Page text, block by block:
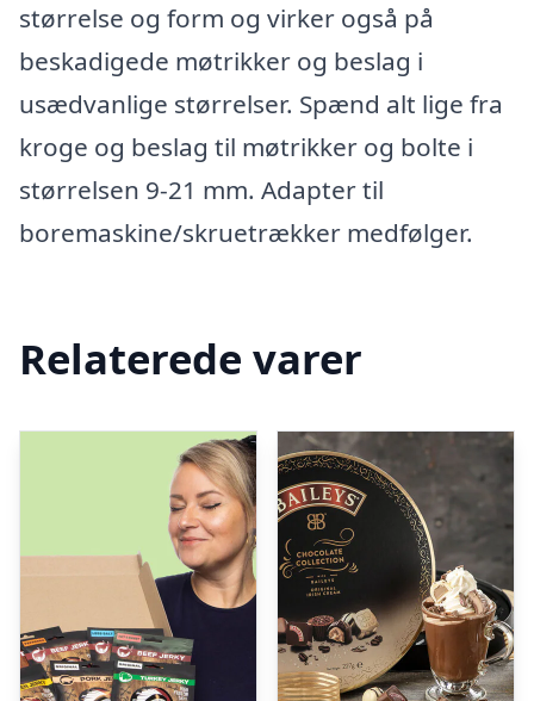
størrelse og form og virker også på
beskadigede møtrikker og beslag i
usædvanlige størrelser. Spænd alt lige fra
kroge og beslag til møtrikker og bolte i
størrelsen 9-21 mm. Adapter til
boremaskine/skruetrækker medfølger.
Relaterede varer